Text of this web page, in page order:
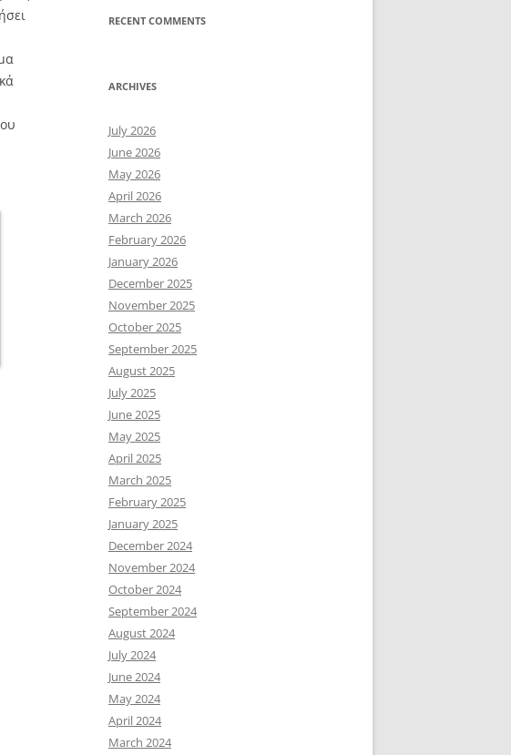
RECENT COMMENTS
ARCHIVES
July 2026
June 2026
May 2026
April 2026
March 2026
February 2026
January 2026
December 2025
November 2025
October 2025
September 2025
August 2025
July 2025
June 2025
May 2025
April 2025
March 2025
February 2025
January 2025
December 2024
November 2024
October 2024
September 2024
August 2024
July 2024
June 2024
May 2024
April 2024
March 2024